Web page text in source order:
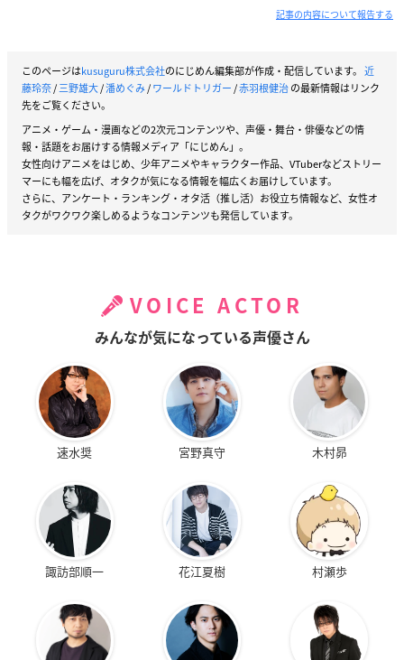
連載当初より「ワールドトリガー」を
読ませていただいていたので、待望の
アニメ2ndシーズンに香取として携わ
らせていただけて本当に嬉しいです！
もどかしさ抱える若村に優しい三浦、
そして香取を語るに欠かせない染井華と、役の関係性は少しギ
スギスしていますが、アフレコ現場にはとても心地の良いもの
がありました！
Ｂ級中位部隊を率いる、高飛車な女性隊長。
万能手としての手腕を活かし、隊の中核を担う。
モールモッドを華麗に撃破するほどの実力者である。
若村麓郎役：赤羽根健治さん
タイトルは知っていましたが、内容に
ついてはあまり存じ上げなかったの
で、すぐに単行本を買って読ませて頂
きました。
若村くんの心境は「あーわかる。ツラ
是非、泥臭くも頑張る若村くんを楽しみにしていてください。
記事の内容について報告する
このページはkusuguru株式会社のにじめん編集部が作成・配信しています。 近
藤玲奈/三野雄大/潘めぐみ/ワールドトリガー/赤羽根健治の最新情報はリンク
先をご覧ください。
アニメ・ゲーム・漫画などの2次元コンテンツや、声優・舞台・俳優などの情
報・話題をお届けする情報メディア「にじめん」。
女性向けアニメをはじめ、少年アニメやキャラクター作品、VTuberなどストリー
マーにも幅を広げ、オタクが気になる情報を幅広くお届けしています。
さらに、アンケート・ランキング・オタ活（推し活）お役立ち情報など、女性オ
タクがワクワク楽しめるようなコンテンツも発信しています。
VOICE ACTOR
みんなが気になっている声優さん
速水奨 宮野真守 木村昴
諏訪部順一 花江夏樹 村瀬歩